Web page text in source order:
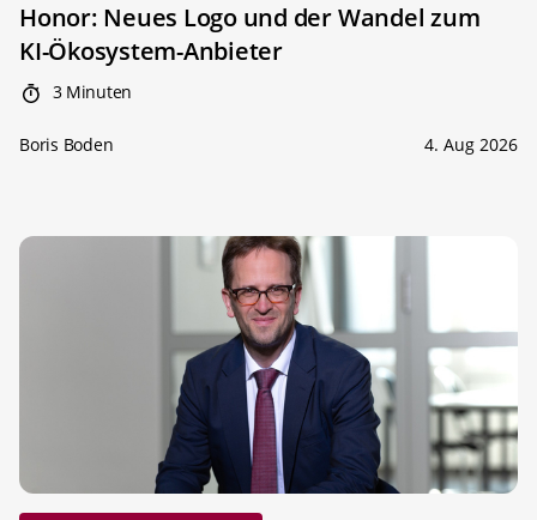
Honor: Neues Logo und der Wandel zum
KI-Ökosystem-Anbieter
3 Minuten
Boris Boden 4. Aug 2026